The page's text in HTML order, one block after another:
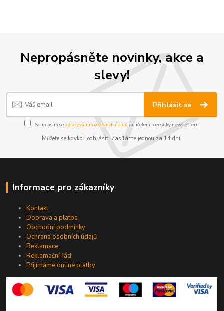
Nepropásněte novinky, akce a
slevy!
Přihlásit se
Souhlasím se zpracováním osobních údajůza účelem rozesílky newsletteru.
Můžete se kdykoli odhlásit. Zasíláme jednou za 14 dní.
Informace pro zákazníky
Kontakt
Doprava a platba
Obchodní podmínky
Ochrana osobních údajů
Reklamace
Reklamační řád
Přijímáme online platby